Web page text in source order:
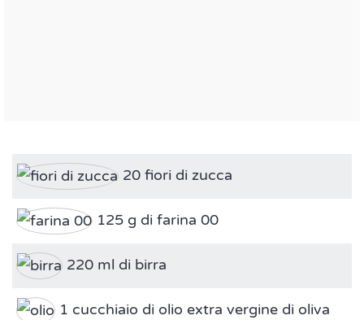
20 fiori di zucca
125 g di farina 00
220 ml di birra
1 cucchiaio di olio extra vergine di oliva